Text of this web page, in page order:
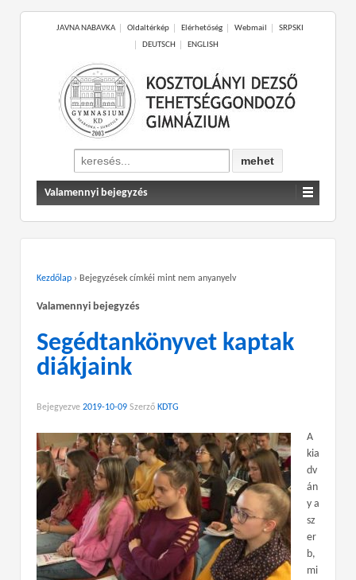
JAVNA NABAVKA Oldaltérkép Elérhetőség Webmail
SRPSKI
DEUTSCH
ENGLISH
Search
for:
Valamennyi bejegyzés
Kezdőlap › Bejegyzések címkéi mint nem anyanyelv
Valamennyi bejegyzés
Segédtankönyvet kaptak
diákjaink
Bejegyezve 2019-10-09 Szerző KDTG
A
kia
dv
án
y a
sz
er
b,
mi